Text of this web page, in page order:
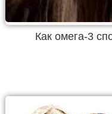
Как омега-3